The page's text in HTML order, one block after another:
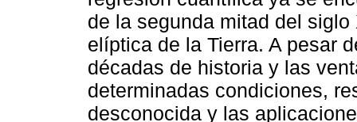
de la segunda mitad del
elíptica de la Tierra. A pesar
décadas de historia y las
determinadas condiciones,
desconocida y las